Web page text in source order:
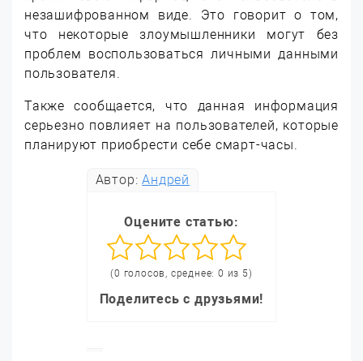
незашифрованном виде. Это говорит о том,
что некоторые злоумышленники могут без
проблем воспользоваться личными данными
пользователя.
Также сообщается, что данная информация
серьезно повлияет на пользователей, которые
планируют приобрести себе смарт-часы.
Автор:Андрей
Оцените статью:
(0 голосов, среднее: 0 из 5)
Поделитесь с друзьями!